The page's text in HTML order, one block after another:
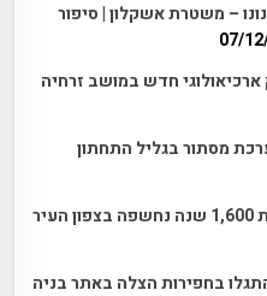
– משטרת אשקלון | סיפור
07/
ארכיאולוגי חדש במושב זרחיה
מסתור בגליל התחתון
שרידי אחוזה שומרונית מפוארת בת 1,600 שנה נחשפה בצפון העיר
בנות 4,000 שנה התגלו בחפירות הצלה באתר בניה